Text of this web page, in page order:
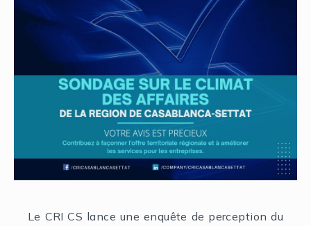
Le CRI CS lance une enquête de perception du